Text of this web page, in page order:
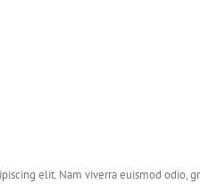
elit. Nam viverra euismod odio,